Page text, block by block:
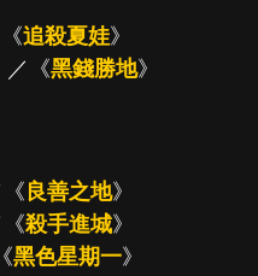
追殺夏娃》
／《黑錢勝地》
良善之地》
殺手進城》
黑色星期一》